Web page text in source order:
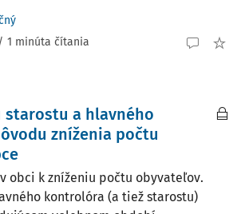
/ 1 minúta čítania
starostu a hlavného
zníženia počtu
v obci k zníženiu počtu obyvateľov.
kontrolóra (a tiež starostu)